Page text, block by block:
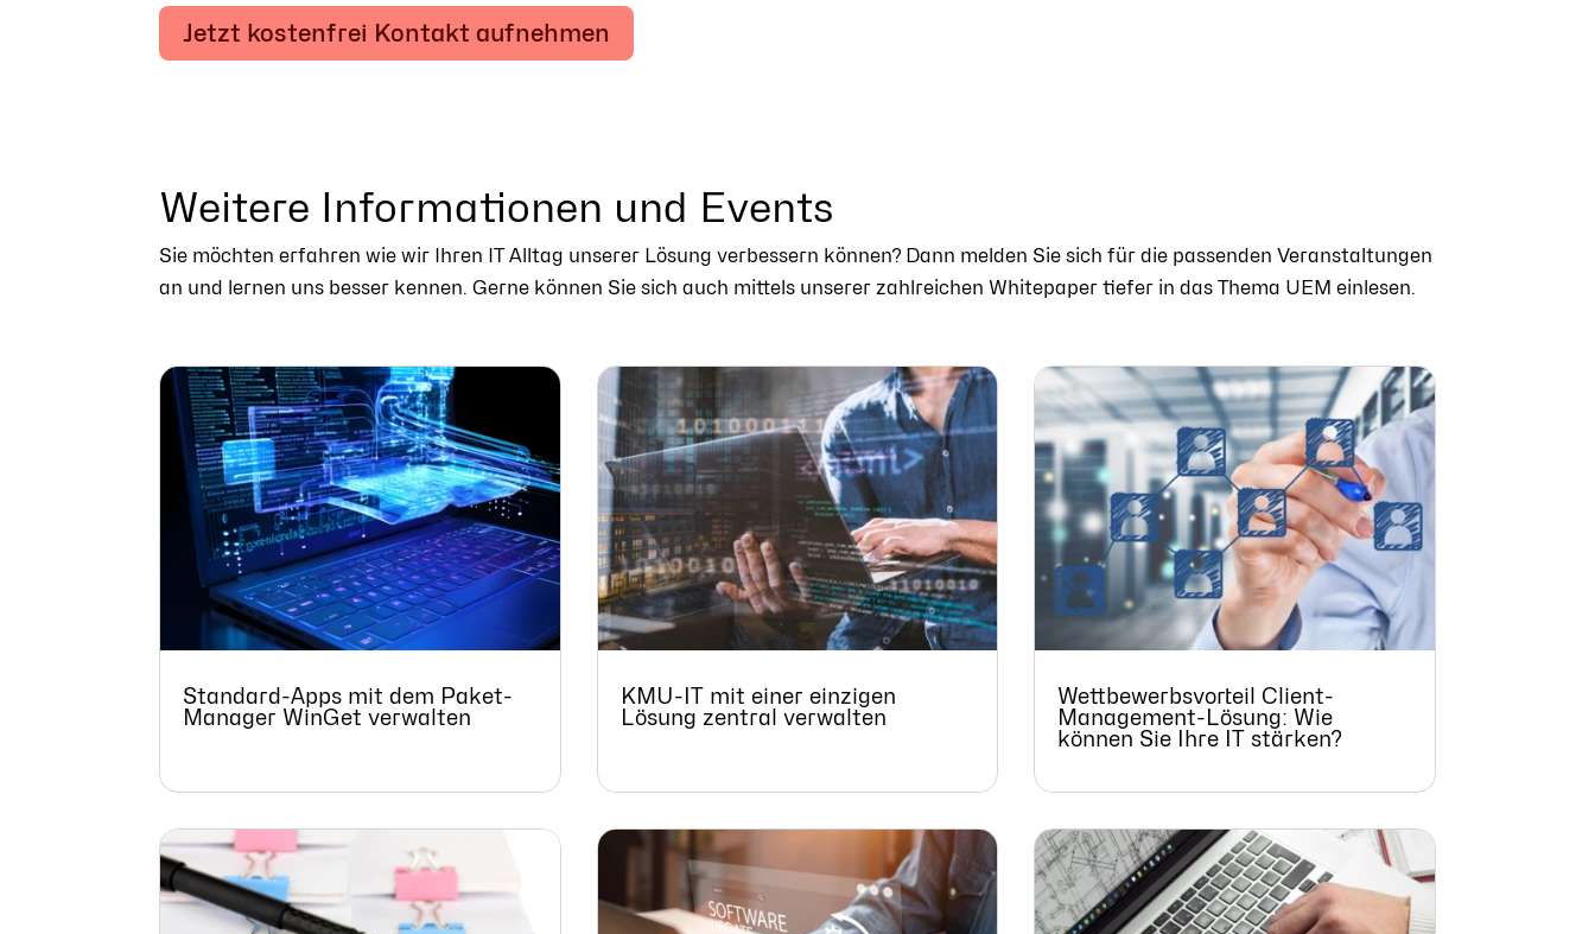
Jetzt kostenfrei Kontakt aufnehmen
Weitere Informationen und Events
Sie möchten erfahren wie wir Ihren IT Alltag unserer Lösung verbessern können? Dann melden Sie sich für die passenden Veranstaltungen
an und lernen uns besser kennen. Gerne können Sie sich auch mittels unserer zahlreichen Whitepaper tiefer in das Thema UEM einlesen.
Standard-Apps mit dem Paket-
Manager WinGet verwalten
KMU-IT mit einer einzigen
Lösung zentral verwalten
Wettbewerbsvorteil Client-
Management-Lösung: Wie
können Sie Ihre IT stärken?